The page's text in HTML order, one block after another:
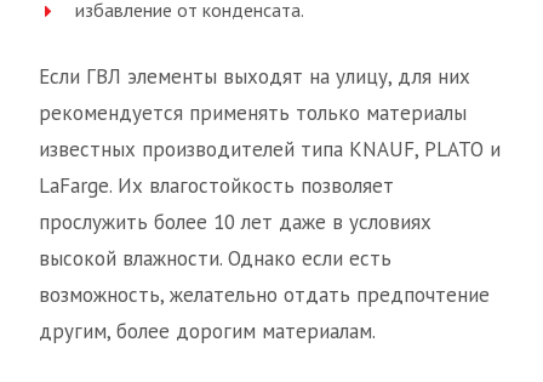
избавление от конденсата.
Если ГВЛ элементы выходят на улицу, для них
рекомендуется применять только материалы
известных производителей типа KNAUF, PLATO и
LaFarge. Их влагостойкость позволяет
прослужить более 10 лет даже в условиях
высокой влажности. Однако если есть
возможность, желательно отдать предпочтение
другим, более дорогим материалам.